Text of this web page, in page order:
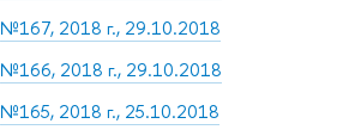
№167, 2018 г., 29.10.2018
№166, 2018 г., 29.10.2018
№165, 2018 г., 25.10.2018